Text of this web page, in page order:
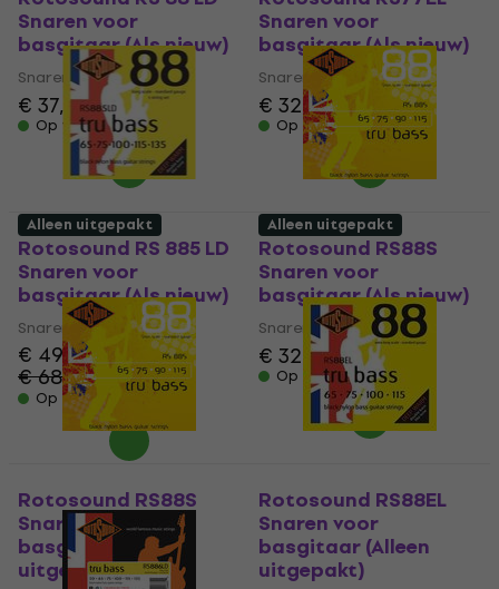
Snaren voor
basgitaar (Als nieuw)
Snaren voor basgitaar
€ 37,50€ 41,70
Op voorraad
Snaren voor
basgitaar (Als nieuw)
Snaren voor basgitaar
€ 32,80
Op voorraad
Rotosound RS 885 LD
Snaren voor
basgitaar (Als nieuw)
Snaren voor basgitaar
€ 49,10
€ 68,21
- 28 %
Op voorraad
Rotosound RS88S
Snaren voor
basgitaar (Als nieuw)
Snaren voor basgitaar
€ 32,90€ 33,30
Op voorraad
Alleen uitgepakt
Rotosound RS88S
Snaren voor
basgitaar (Alleen
uitgepakt)
Alleen uitgepakt
Rotosound RS88EL
Snaren voor
basgitaar (Alleen
uitgepakt)